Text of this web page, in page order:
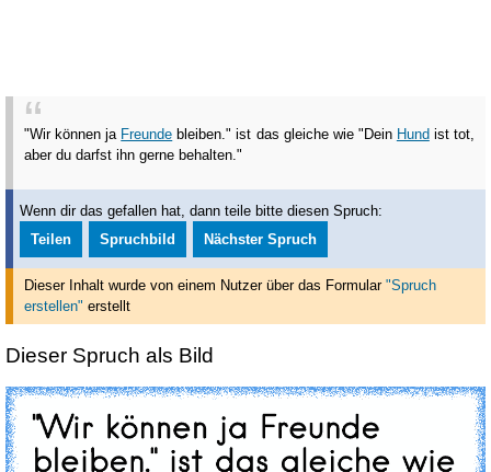
"Wir können ja Freunde bleiben." ist das gleiche wie "Dein Hund ist tot,
aber du darfst ihn gerne behalten."
Wenn dir das gefallen hat, dann teile bitte diesen Spruch:
Teilen
Spruchbild Nächster Spruch
Dieser Inhalt wurde von einem Nutzer über das Formular "Spruch
erstellen" erstellt
Dieser Spruch als Bild